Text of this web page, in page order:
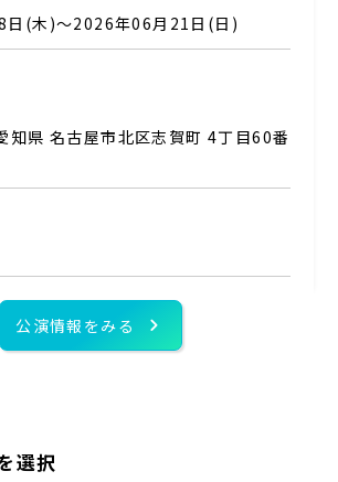
日(木)～2026年06月21日(日)
県 名古屋市北区志賀町 4丁目60番
公演情報をみる chevron_right
選択